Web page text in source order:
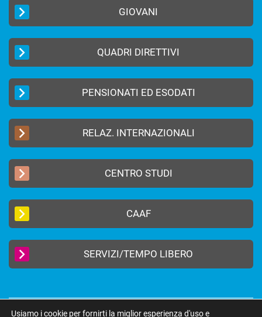
GIOVANI
QUADRI DIRETTIVI
PENSIONATI ED ESODATI
RELAZ. INTERNAZIONALI
CENTRO STUDI
CAAF
SERVIZI/TEMPO LIBERO
Usiamo i cookie per fornirti la miglior esperienza d'uso e